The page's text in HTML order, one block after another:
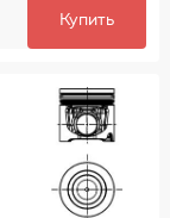
Купить